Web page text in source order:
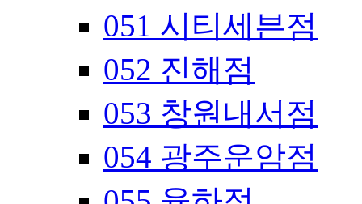
051 시티세븐점
052 진해점
053 창원내서점
054 광주운암점